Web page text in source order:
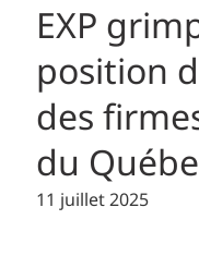
EXP
position
des
du
11 juillet 2025